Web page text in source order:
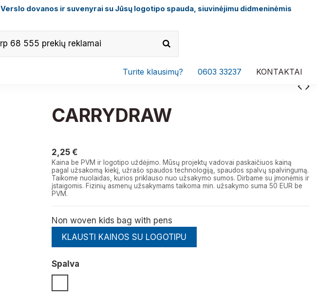
Verslo dovanos ir suvenyrai su Jūsų logotipo spauda, siuvinėjimu didmeninėmis
KONTAKTAI
0603 33237
Turite klausimų?
CARRYDRAW
2,25 €
Kaina be PVM ir logotipo uždėjimo. Mūsų projektų vadovai paskaičiuos kainą
pagal užsakomą kiekį, užrašo spaudos technologiją, spaudos spalvų spalvingumą.
Taikome nuolaidas, kurios priklauso nuo užsakymo sumos. Dirbame su įmonėmis ir
įstaigomis. Fizinių asmenų užsakymams taikoma min. užsakymo suma 50 EUR be
PVM.
Non woven kids bag with pens
KLAUSTI KAINOS SU LOGOTIPU
Spalva